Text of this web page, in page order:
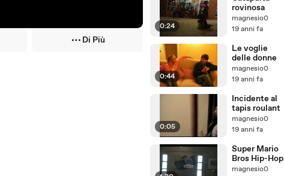
Di Più
0:24
rovinosa
magnesio0
19 anni fa
0:44
Le voglie
delle donne
magnesio0
19 anni fa
0:05
Incidente al
tapis roulant
magnesio0
19 anni fa
Super Mario
Bros Hip-Hop
magnesio0